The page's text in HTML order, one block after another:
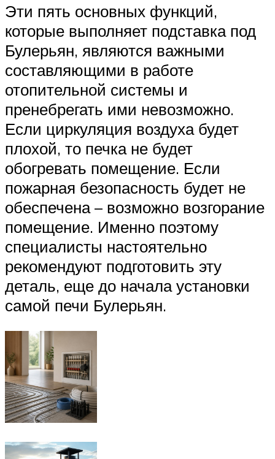
Эти пять основных функций,
которые выполняет подставка под
Булерьян, являются важными
составляющими в работе
отопительной системы и
пренебрегать ими невозможно.
Если циркуляция воздуха будет
плохой, то печка не будет
обогревать помещение. Если
пожарная безопасность будет не
обеспечена – возможно возгорание
помещение. Именно поэтому
специалисты настоятельно
рекомендуют подготовить эту
деталь, еще до начала установки
самой печи Булерьян.